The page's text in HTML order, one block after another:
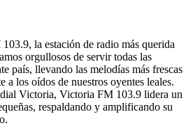
la estación de radio más querida
orgullosos de servir todas las
país, llevando las melodías más frescas
a los oídos de nuestros oyentes leales.
Victoria, Victoria FM 103.9 lidera un
respaldando y amplificando su